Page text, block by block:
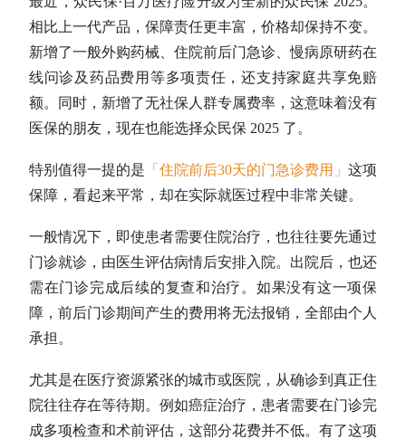
相比上一代产品，保障责任更丰富，价格却保持不变。
新增了一般外购药械、住院前后门急诊、慢病原研药在
线问诊及药品费用等多项责任，还支持家庭共享免赔
额。同时，新增了无社保人群专属费率，这意味着没有
医保的朋友，现在也能选择众民保 2025 了。
特别值得一提的是 「住院前后30天的门急诊费用」 这项
保障，看起来平常，却在实际就医过程中非常关键。
一般情况下，即使患者需要住院治疗，也往往要先通过
门诊就诊，由医生评估病情后安排入院。出院后，也还
需在门诊完成后续的复查和治疗。如果没有这一项保
障，前后门诊期间产生的费用将无法报销，全部由个人
承担。
尤其是在医疗资源紧张的城市或医院，从确诊到真正住
院往往存在等待期。例如癌症治疗，患者需要在门诊完
成多项检查和术前评估，这部分花费并不低。有了这项